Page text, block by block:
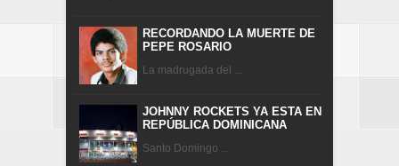
RECORDANDO LA MUERTE DE
PEPE ROSARIO
La madrugada del ...
JOHNNY ROCKETS YA ESTA EN
REPÚBLICA DOMINICANA
Santo Domingo ...